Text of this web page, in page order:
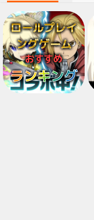
ロールプレイ
ングゲーム
おすすめ
ランキング